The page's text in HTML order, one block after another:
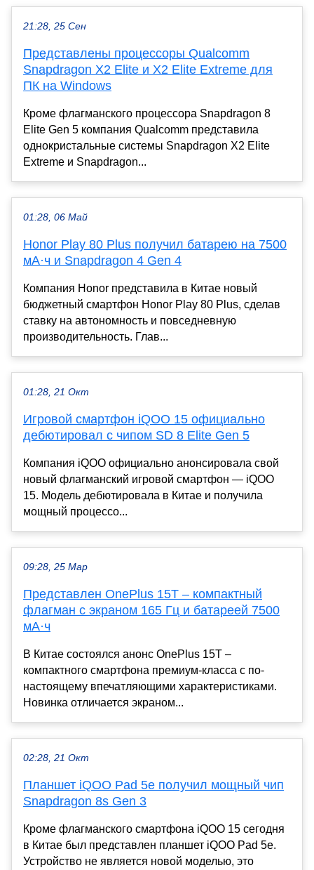
21:28, 25 Сен
Представлены процессоры Qualcomm
Snapdragon X2 Elite и X2 Elite Extreme для
ПК на Windows
Кроме флагманского процессора Snapdragon 8
Elite Gen 5 компания Qualcomm представила
однокристальные системы Snapdragon X2 Elite
Extreme и Snapdragon...
01:28, 06 Май
Honor Play 80 Plus получил батарею на 7500
мА·ч и Snapdragon 4 Gen 4
Компания Honor представила в Китае новый
бюджетный смартфон Honor Play 80 Plus, сделав
ставку на автономность и повседневную
производительность. Глав...
01:28, 21 Окт
Игровой смартфон iQOO 15 официально
дебютировал с чипом SD 8 Elite Gen 5
Компания iQOO официально анонсировала свой
новый флагманский игровой смартфон — iQOO
15. Модель дебютировала в Китае и получила
мощный процессо...
09:28, 25 Мар
Представлен OnePlus 15T – компактный
флагман с экраном 165 Гц и батареей 7500
мА·ч
В Китае состоялся анонс OnePlus 15T –
компактного смартфона премиум-класса с по-
настоящему впечатляющими характеристиками.
Новинка отличается экраном...
02:28, 21 Окт
Планшет iQOO Pad 5e получил мощный чип
Snapdragon 8s Gen 3
Кроме флагманского смартфона iQOO 15 сегодня
в Китае был представлен планшет iQOO Pad 5e.
Устройство не является новой моделью, это